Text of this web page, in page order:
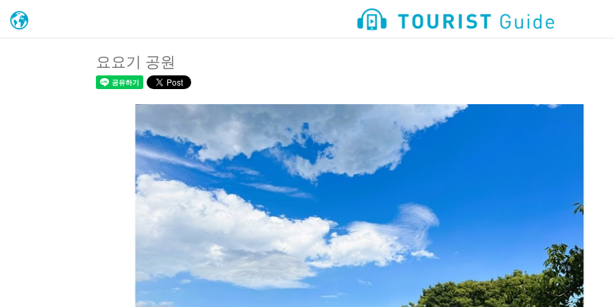
요요기 공원